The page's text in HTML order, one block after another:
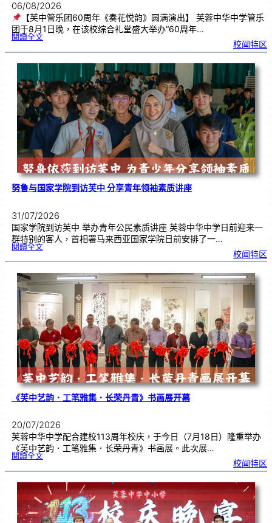
06/08/2026
【芙中管乐团60周年《奏花悦韵》圆满演出】 芙蓉中华中学管乐
团于8月1日晚，在该校综合礼堂盛大举办“60周年…
閱讀全文:芙
乐
6
0
《
奏
花
悦
韵
》
圆
满
演
出
校闻特区
努鲁与国家学院到访芙中 分享青年领袖素质讲座
31/07/2026
国家学院到访芙中 举办青年公民素质讲座 芙蓉中华中学日前迎来一
群特别的客人，首相署马来西亚国家学院日前安排了一…
閱讀全文:努
国
学
院
到
访
中
分
享
青
年
领
袖
素
质
讲
座
校闻特区
《芙中艺韵．工笔雅集．长荣丹青》书画展开幕
20/07/2026
芙蓉中华中学配合建校113周年校庆，于今日（7月18日）隆重举办
《芙中艺韵．工笔雅集．长荣丹青》书画展。此次展…
閱讀全文:《
艺
．
工
笔
雅
集
．
长
荣
丹
青
校闻特区